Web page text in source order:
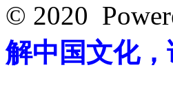
© 2020
解中国文化